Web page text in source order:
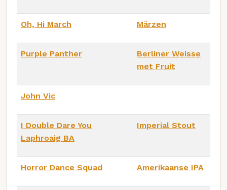
Oh, Hi March Märzen
Purple Panther
Berliner Weisse
met Fruit
John Vic
I Double Dare You
Laphroaig BA
Imperial Stout
Horror Dance Squad Amerikaanse IPA